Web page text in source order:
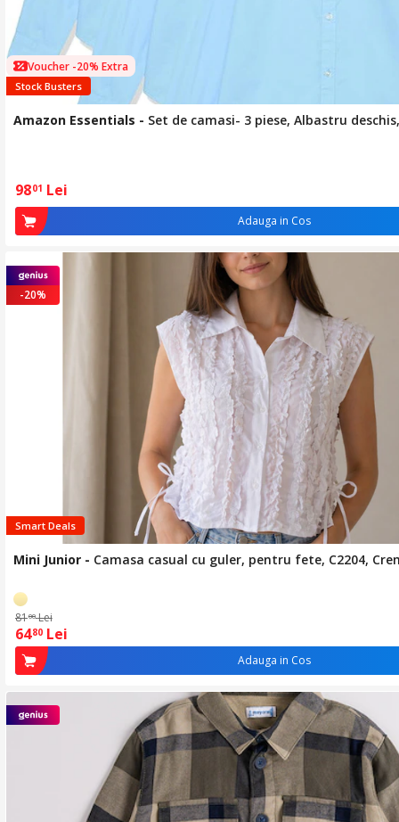
Voucher -20% Extra
Stock Busters
Amazon Essentials - Set de camasi- 3 piese, Albastru
9801 Lei
Adauga in Cos
-20%
Smart Deals
Mini Junior - Camasa casual cu guler, pentru fete, C2204,
8100 Lei
6480 Lei
Adauga in Cos